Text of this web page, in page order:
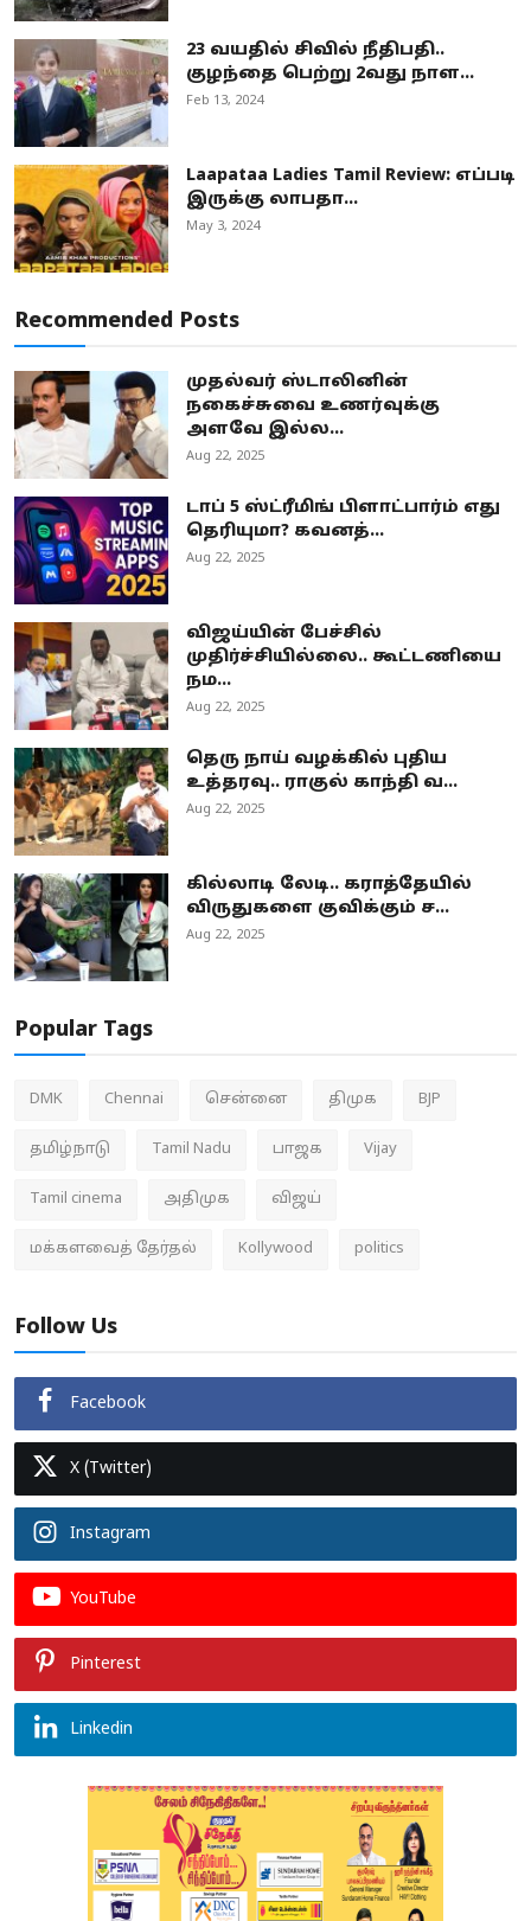
23 வயதில் சிவில் நீதிபதி..
குழந்தை பெற்று 2வது நாள...
Feb 13, 2024
Laapataa Ladies Tamil Review: எப்படி
இருக்கு லாபதா...
May 3, 2024
Recommended Posts
முதல்வர் ஸ்டாலினின்
நகைச்சுவை உணர்வுக்கு
அளவே இல்ல...
Aug 22, 2025
டாப் 5 ஸ்ட்ரீமிங் பிளாட்பார்ம் எது
தெரியுமா? கவனத்...
Aug 22, 2025
விஜய்யின் பேச்சில்
முதிர்ச்சியில்லை.. கூட்டணியை
நம...
Aug 22, 2025
தெரு நாய் வழக்கில் புதிய
உத்தரவு.. ராகுல் காந்தி வ...
Aug 22, 2025
கில்லாடி லேடி.. கராத்தேயில்
விருதுகளை குவிக்கும் ச...
Aug 22, 2025
Popular Tags
DMK Chennai சென்னை திமுக BJP
தமிழ்நாடு Tamil Nadu பாஜக Vijay
Tamil cinema அதிமுக விஜய்
மக்களவைத் தேர்தல் Kollywood politics
Follow Us
Facebook
X (Twitter)
Instagram
YouTube
Pinterest
Linkedin